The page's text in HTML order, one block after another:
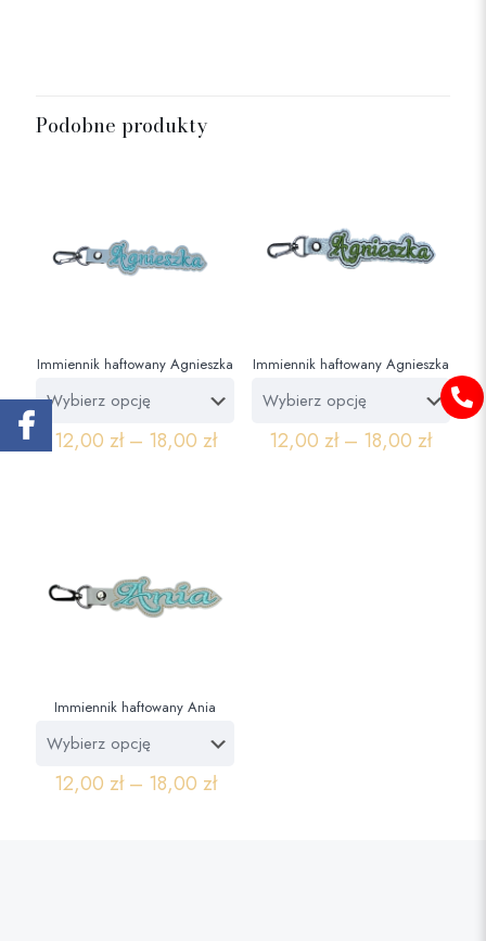
Podobne produkty
Immiennik haftowany Agnieszka
12,00 zł– 18,00 zł
Immiennik haftowany Agnieszka
12,00zł– 18,00zł
Immiennik haftowany Ania
12,00 zł– 18,00 zł